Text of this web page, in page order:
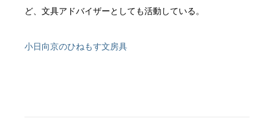
ど、文具アドバイザーとしても活動している。
小日向京のひねもす文房具